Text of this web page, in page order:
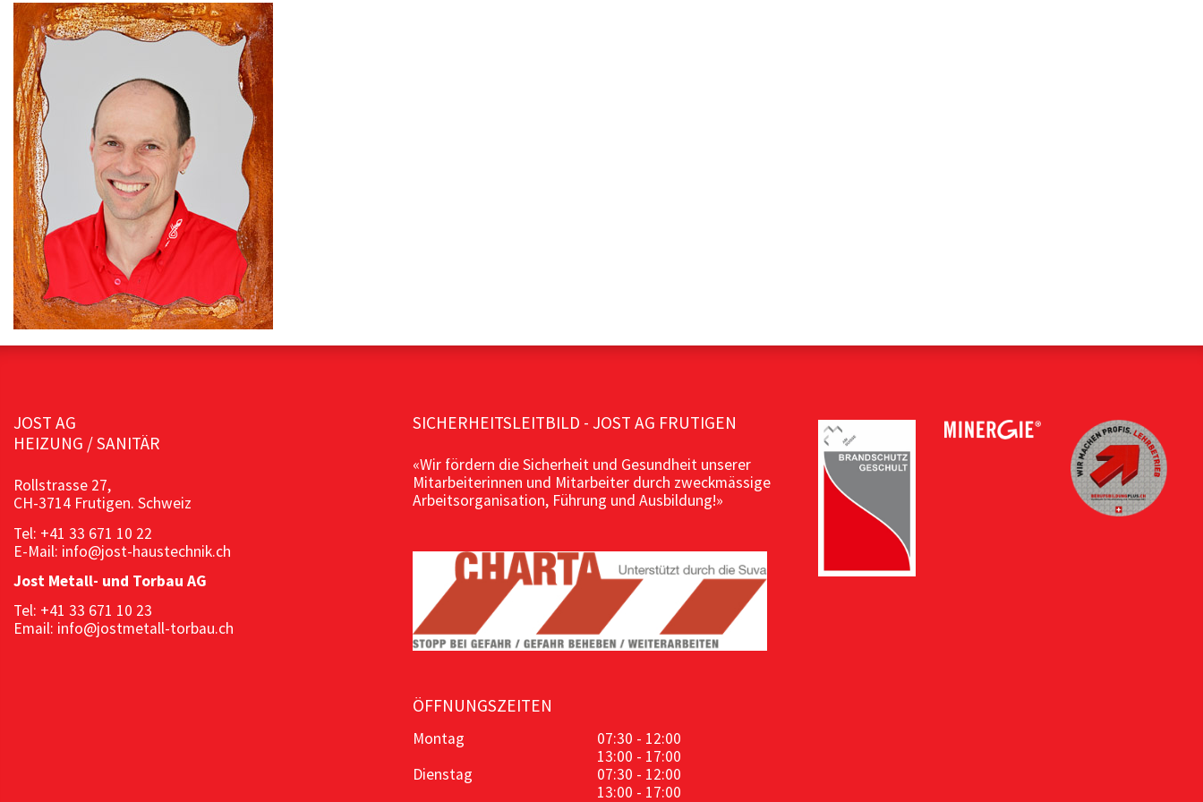
JOST AG
HEIZUNG / SANITÄR
Rollstrasse 27,
CH-3714 Frutigen. Schweiz
Tel: +41 33 671 10 22
E-Mail: info@jost-haustechnik.ch
Jost Metall- und Torbau AG
Tel: +41 33 671 10 23
Email: info@jostmetall-torbau.ch
SICHERHEITSLEITBILD - JOST AG FRUTIGEN
«Wir fördern die Sicherheit und Gesundheit unserer
Mitarbeiterinnen und Mitarbeiter durch zweckmässige
Arbeitsorganisation, Führung und Ausbildung!»
ÖFFNUNGSZEITEN
Montag
07:30 - 12:00
13:00 - 17:00
Dienstag
07:30 - 12:00
13:00 - 17:00